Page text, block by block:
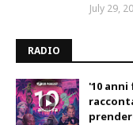
July 29,
RADIO
'10 anni